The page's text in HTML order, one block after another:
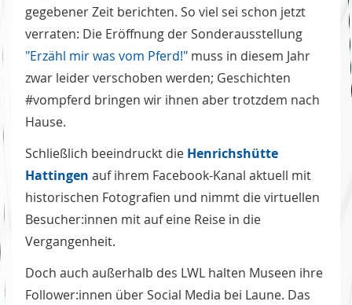
gegebener Zeit berichten. So viel sei schon jetzt
verraten: Die Eröffnung der Sonderausstellung
"Erzähl mir was vom Pferd!" muss in diesem Jahr
zwar leider verschoben werden; Geschichten
#vompferd bringen wir ihnen aber trotzdem nach
Hause.
Schließlich beeindruckt die Henrichshütte
Hattingen auf ihrem Facebook-Kanal aktuell mit
historischen Fotografien und nimmt die virtuellen
Besucher:innen mit auf eine Reise in die
Vergangenheit.
Doch auch außerhalb des LWL halten Museen ihre
Follower:innen über Social Media bei Laune. Das